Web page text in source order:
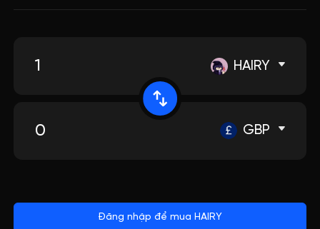
HAIRY
GBP
Đăng nhập để mua HAIRY